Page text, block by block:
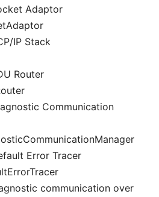
Adaptor
IP Stack
Router
Communication
Error Tracer
communication over